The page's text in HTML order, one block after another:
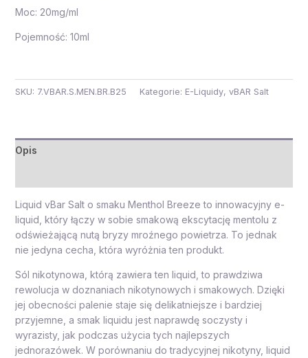
Moc: 20mg/ml
Pojemność: 10ml
SKU: 7.VBAR.S.MEN.BR.B25 Kategorie: E-Liquidy, vBAR Salt
Opis
Liquid vBar Salt o smaku Menthol Breeze to innowacyjny e-
liquid, który łączy w sobie smakową ekscytację mentolu z
odświeżającą nutą bryzy mroźnego powietrza. To jednak
nie jedyna cecha, która wyróżnia ten produkt.
Sól nikotynowa, którą zawiera ten liquid, to prawdziwa
rewolucja w doznaniach nikotynowych i smakowych. Dzięki
jej obecności palenie staje się delikatniejsze i bardziej
przyjemne, a smak liquidu jest naprawdę soczysty i
wyrazisty, jak podczas użycia tych najlepszych
jednorazówek. W porównaniu do tradycyjnej nikotyny, liquid